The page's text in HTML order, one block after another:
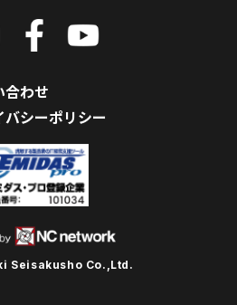
合わせ
バシーポリシー
Seisakusho Co.,Ltd.